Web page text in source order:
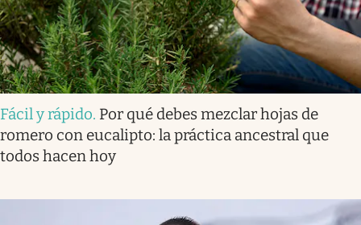
Fácil y rápido. Por qué debes mezclar hojas de
romero con eucalipto: la práctica ancestral que
todos hacen hoy